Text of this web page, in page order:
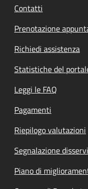
Contatti
Prenotazione
Richiedi assistenza
Statistiche del
Leggi le FAQ
Pagamenti
Riepilogo valutazioni
Segnalazione
Piano di